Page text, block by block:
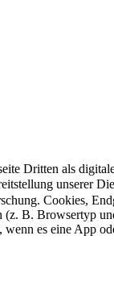
Dritten als
unserer
Cookies,
B. Browsertyp
es eine App